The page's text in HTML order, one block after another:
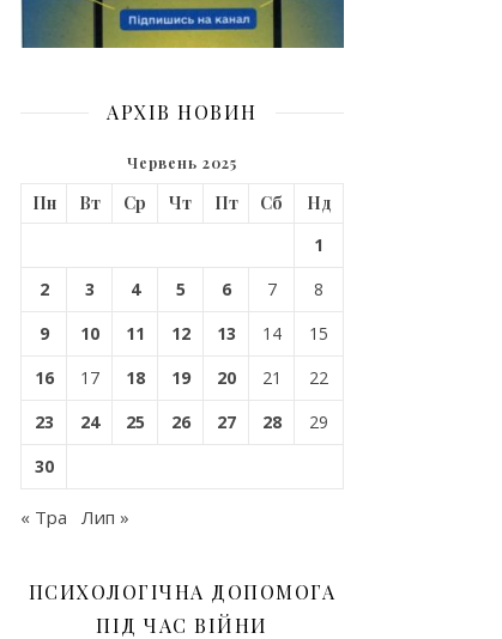
АРХІВ НОВИН
Червень 2025
Пн Вт Ср Чт Пт Сб
Нд
1
2
3 4 5 6 7
8
9
10 11 12 13 14
15
16
17 18 19 20 21
22
23
24 25 26 27 28
29
30
« Тра Лип »
ПСИХОЛОГІЧНА ДОПОМОГА
ПІД ЧАС ВІЙНИ